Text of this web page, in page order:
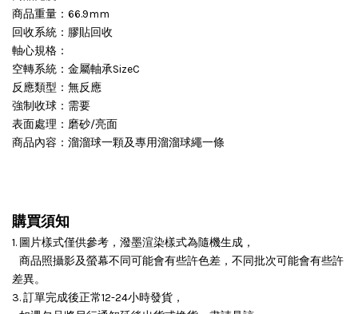
商品重量：66.9mm
回收系統：膠貼回收
軸心規格：
空轉系統：金屬軸承SizeC
反應類型：無反應
強制收球：需要
表面處理：磨砂/亮面
商品內容：溜溜球一顆及專用溜溜球繩一條
購買須知
1. 圖片樣式僅供參考，潑墨渲染樣式為隨機生成，
商品照攝影及螢幕不同可能會有些許色差，不同批次可能會有些許
差異。
3. 訂單完成後正常12-24小時發貨，